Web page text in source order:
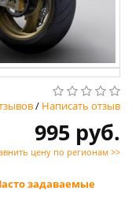
/ Написать отзыв
995 руб.
цену по регионам >>
задаваемые